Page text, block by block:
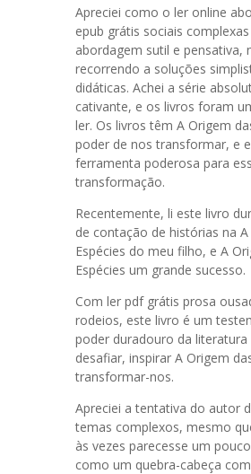
Apreciei como o ler online
epub grátis sociais
abordagem sutil e pensativa,
recorrendo a soluções
didáticas. Achei a série
cativante, e os livros foram
ler. Os livros têm A Origem
poder de nos transformar, e
ferramenta poderosa para
transformação.
Recentemente, li este livro
de contação de histórias na
Espécies do meu filho, e A
Espécies um grande sucesso.
Com ler pdf grátis prosa
rodeios, este livro é um
poder duradouro da literatura
desafiar, inspirar A Origem
transformar-nos.
Apreciei a tentativa do autor
temas complexos, mesmo
às vezes parecesse um
como um quebra-cabeça